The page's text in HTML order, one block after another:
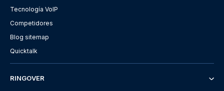
Tecnología VoIP
Competidores
Blog sitemap
Quicktalk
RINGOVER